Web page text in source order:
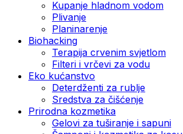
Kupanje hladnom vodom
Plivanje
Planinarenje
Biohacking
Terapija crvenim svjetlom
Filteri i vrčevi za vodu
Eko kućanstvo
Deterdženti za rublje
Sredstva za čišćenje
Prirodna kozmetika
Gelovi za tuširanje i sapuni